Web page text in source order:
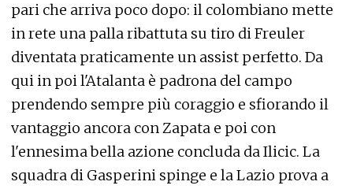
pari che arriva poco dopo: il colombiano mette
in rete una palla ribattuta su tiro di Freuler
diventata praticamente un assist perfetto. Da
qui in poi l'Atalanta è padrona del campo
prendendo sempre più coraggio e sfiorando il
vantaggio ancora con Zapata e poi con
l'ennesima bella azione concluda da Ilicic. La
squadra di Gasperini spinge e la Lazio prova a